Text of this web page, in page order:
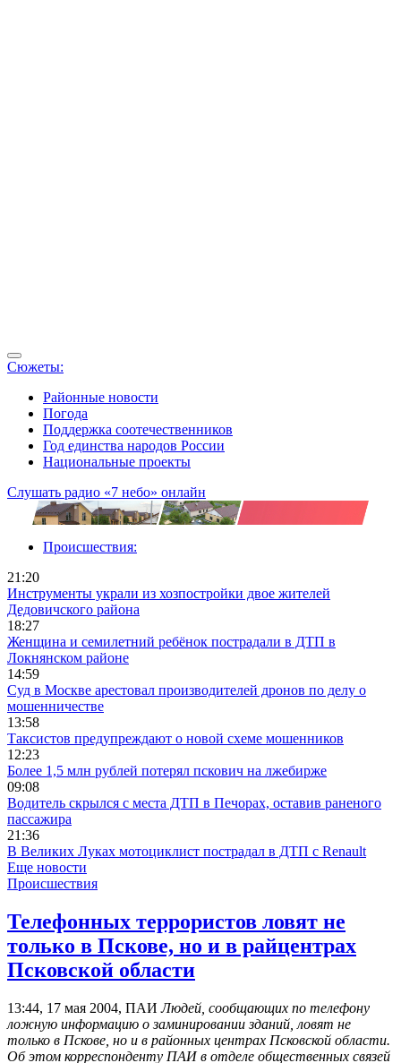
Сюжеты:
Районные новости
Погода
Поддержка соотечественников
Год единства народов России
Национальные проекты
Слушать радио «7 небо» онлайн
Происшествия:
21:20
Инструменты украли из хозпостройки двое жителей
Дедовичского района
18:27
Женщина и семилетний ребёнок пострадали в ДТП в
Локнянском районе
14:59
Суд в Москве арестовал производителей дронов по делу о
мошенничестве
13:58
Таксистов предупреждают о новой схеме мошенников
12:23
Более 1,5 млн рублей потерял пскович на лжебирже
09:08
Водитель скрылся с места ДТП в Печорах, оставив раненого
пассажира
21:36
В Великих Луках мотоциклист пострадал в ДТП с Renault
Еще новости
Происшествия
Телефонных террористов ловят не
только в Пскове, но и в райцентрах
Псковской области
13:44, 17 мая 2004, ПАИ Людей, сообщающих по телефону
ложную информацию о заминировании зданий, ловят не
только в Пскове, но и в районных центрах Псковской области.
Об этом корреспонденту ПАИ в отделе общественных связей